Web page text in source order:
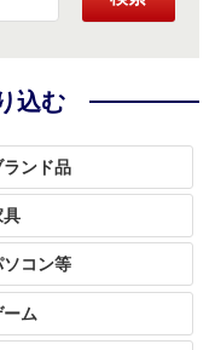
込む
ランド品
具
ソコン等
ーム